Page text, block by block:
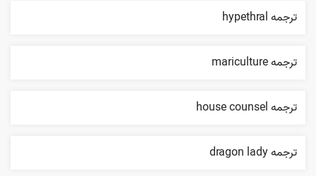
ترجمه hypethral
ترجمه mariculture
ترجمه house counsel
ترجمه dragon lady